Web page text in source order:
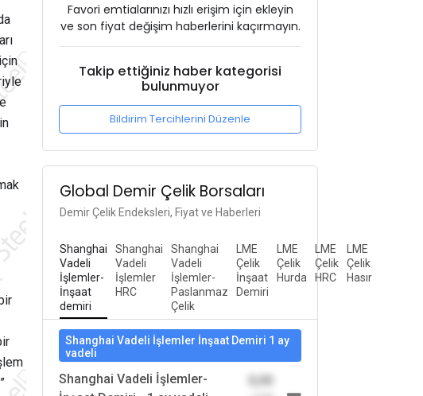
Favori emtialarınızı hızlı erişim için ekleyin
ve son fiyat değişim haberlerini kaçırmayın.
Takip ettiğiniz haber kategorisi
bulunmuyor
Bildirim Tercihlerini Düzenle
Global Demir Çelik Borsaları
Demir Çelik Endeksleri, Fiyat ve Haberleri
Shanghai
Vadeli
İşlemler-
İnşaat
demiri
Shanghai
Vadeli
İşlemler
HRC
Shanghai
Vadeli
İşlemler-
Paslanmaz
Çelik
LME
Çelik
İnşaat
Demiri
LME
Çelik
Hurda
LME
Çelik
HRC
LME
Çelik
Hasır
Shanghai Vadeli İşlemler İnşaat Demiri 1 ay
vadeli
Shanghai Vadeli İşlemler-
0,00